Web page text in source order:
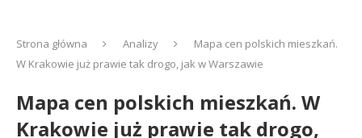
Strona główna Analizy
Mapa cen polskich mieszkań.
W Krakowie już prawie tak drogo, jak w Warszawie
Mapa cen polskich mieszkań. W
Krakowie już prawie tak drogo,